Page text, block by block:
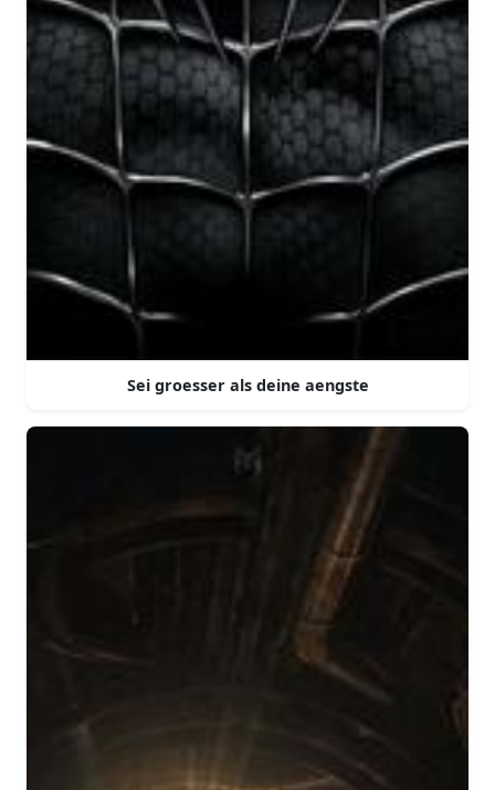
Sei groesser als deine aengste